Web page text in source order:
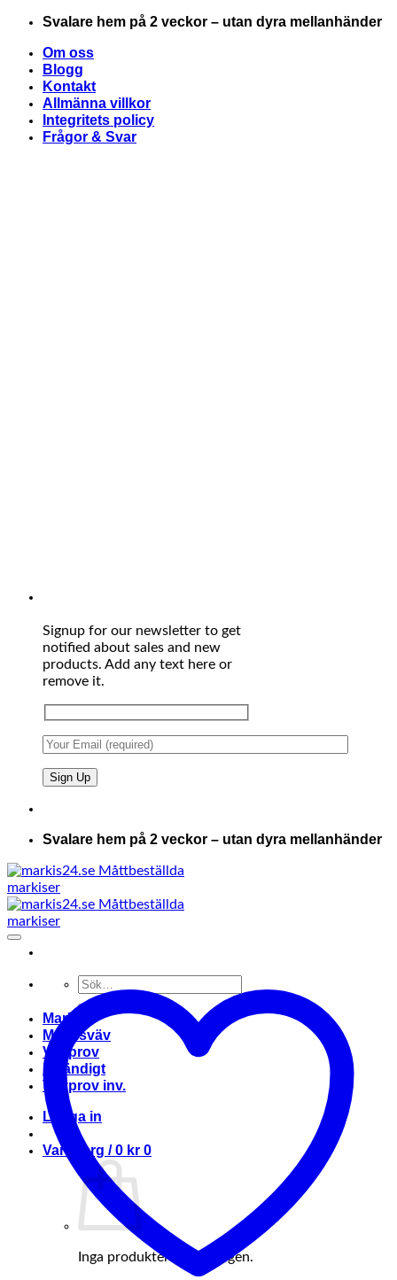
Skip
content
Svalare hem på 2 veckor – utan dyra mellanhänder
Om oss
Blogg
Kontakt
Allmänna villkor
Integritets policy
Frågor & Svar
Signup for our newsletter to get
notified about sales and new
products. Add any text here or
remove it.
Svalare hem på 2 veckor – utan dyra mellanhänder
Sök
efter:
Markis
Markisväv
Vävprov
Invändigt
Vävprov inv.
Logga in
Varukorg /0 kr 0
Inga produkter i varukorgen.